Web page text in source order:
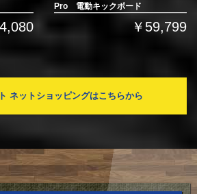
Pro 電動キックボード
￥59,799
ネットショッピングはこちらから